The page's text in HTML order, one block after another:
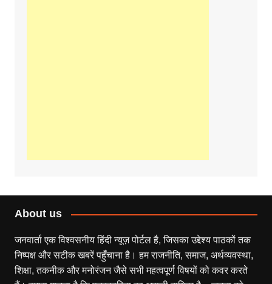
About us
जनवार्ता एक विश्वसनीय हिंदी न्यूज़ पोर्टल है, जिसका उद्देश्य पाठकों तक
निष्पक्ष और सटीक खबरें पहुँचाना है। हम राजनीति, समाज, अर्थव्यवस्था,
शिक्षा, तकनीक और मनोरंजन जैसे सभी महत्वपूर्ण विषयों को कवर करते